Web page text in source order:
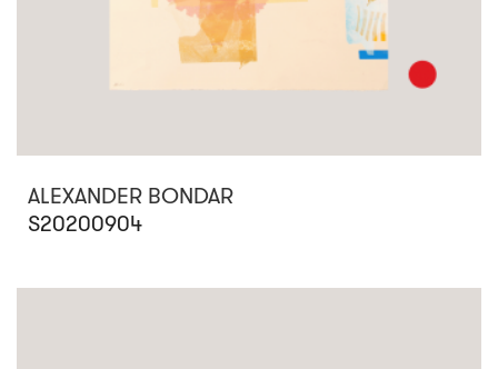
ALEXANDER BONDAR
S20200904